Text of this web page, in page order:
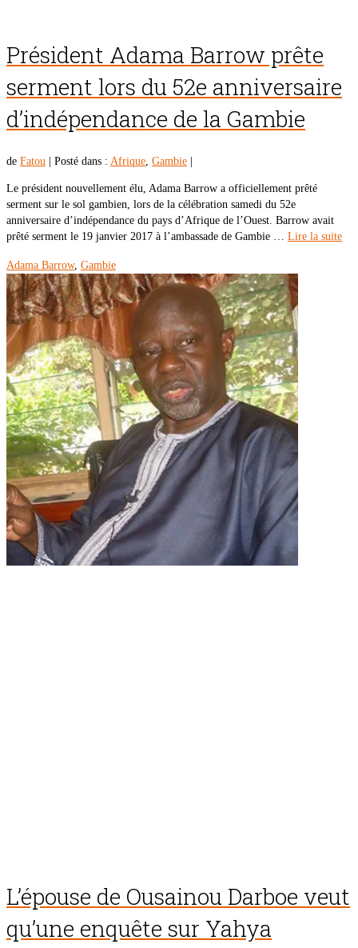
Président Adama Barrow prête
serment lors du 52e anniversaire
d’indépendance de la Gambie
de Fatou Posté dans : Afrique, Gambie
Le président nouvellement élu, Adama Barrow a officiellement prêté
serment sur le sol gambien, lors de la célébration samedi du 52e
anniversaire d’indépendance du pays d’Afrique de l’Ouest. Barrow avait
prêté serment le 19 janvier 2017 à l’ambassade de Gambie … Lire la suite
Adama Barrow, Gambie
L’épouse de Ousainou Darboe veut
qu’une enquête sur Yahya